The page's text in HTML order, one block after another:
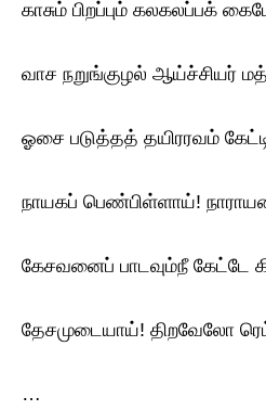
காசும் பிறப்பும் கலகலப்பக்
வாச நறுங்குழல் ஆய்ச்சியர்
ஓசை படுத்தத் தயிரரவம்
நாயகப் பெண்பிள்ளாய்!
கேசவனைப் பாடவும்நீ கேட்டே
தேசமுடையாய்! திறவேலோ
…